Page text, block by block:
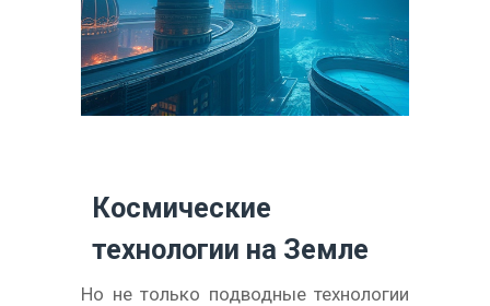
Космические
технологии на Земле
Но не только подводные технологии